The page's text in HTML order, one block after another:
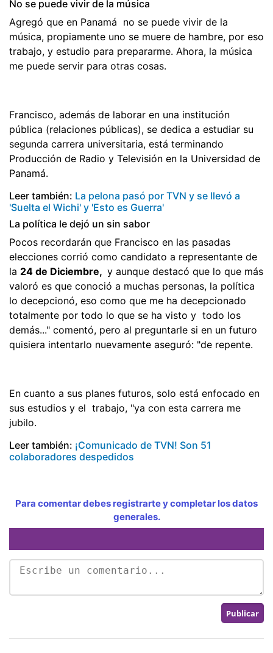
No se puede vivir de la música
Agregó que en Panamá no se puede vivir de la
música, propiamente uno se muere de hambre, por eso
trabajo, y estudio para prepararme. Ahora, la música
me puede servir para otras cosas.
Francisco, además de laborar en una institución
pública (relaciones públicas), se dedica a estudiar su
segunda carrera universitaria, está terminando
Producción de Radio y Televisión en la Universidad de
Panamá.
Leer también: La pelona pasó por TVN y se llevó a
'Suelta el Wichi' y 'Esto es Guerra'
La política le dejó un sin sabor
Pocos recordarán que Francisco en las pasadas
elecciones corrió como candidato a representante de
la 24 de Diciembre, y aunque destacó que lo que más
valoró es que conoció a muchas personas, la política
lo decepcionó, eso como que me ha decepcionado
totalmente por todo lo que se ha visto y todo los
demás..." comentó, pero al preguntarle si en un futuro
quisiera intentarlo nuevamente aseguró: "de repente.
En cuanto a sus planes futuros, solo está enfocado en
sus estudios y el trabajo, "ya con esta carrera me
jubilo.
Leer también: ¡Comunicado de TVN! Son 51
colaboradores despedidos
Para comentar debes registrarte y completar los datos
generales.